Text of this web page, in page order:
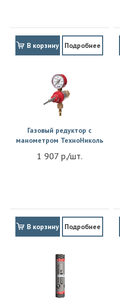
В корзину Подробнее
Газовый редуктор с
манометром ТехноНиколь
1 907 р./шт.
В корзину Подробнее